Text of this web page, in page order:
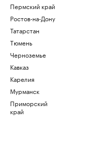
Пермский край
Ростов-на-Дону
Татарстан
Тюмень
Черноземье
Кавказ
Карелия
Мурманск
Приморский
край